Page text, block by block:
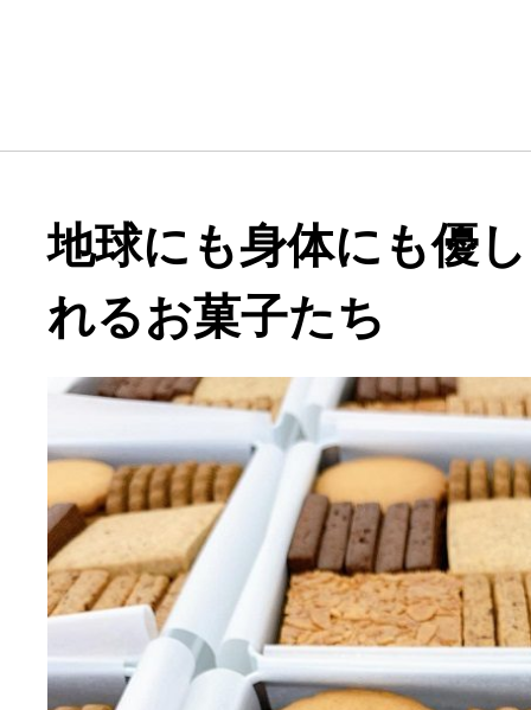
地球にも身体にも優
れるお菓子たち